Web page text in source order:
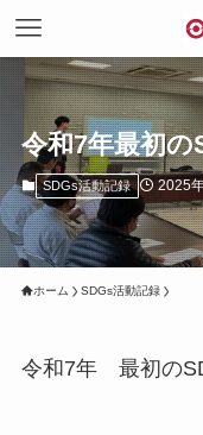
令和7年最初
SDGs活動記録 2025
ホーム SDGs活動記録
令和7年 最初の